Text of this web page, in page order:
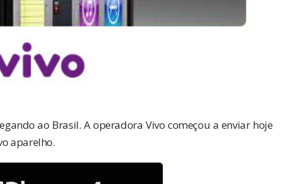
ao Brasil. A operadora Vivo começou a enviar hoje
aparelho.